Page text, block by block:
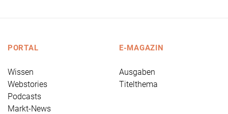
PORTAL
Wissen
Webstories
Podcasts
Markt-News
E-MAGAZIN
Ausgaben
Titelthema